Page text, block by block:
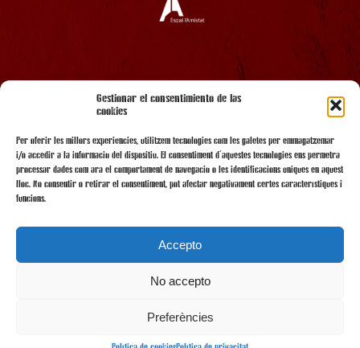
Gestionar el consentimiento de las
cookies
Per oferir les millors experiències, utilitzem tecnologies com les galetes per emmagatzemar
i/o accedir a la informació del dispositiu. El consentiment d'aquestes tecnologies ens permetrà
processar dades com ara el comportament de navegació o les identificacions úniques en aquest
lloc. No consentir o retirar el consentiment, pot afectar negativament certes característiques i
funcions.
Accepto
No accepto
Preferències
AMB EL SUPORT
AMB LA COL·LABORACIÓ